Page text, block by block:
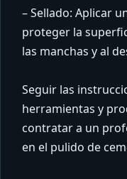
– Sellado: Aplicar
proteger la
las manchas y al
Seguir las
herramientas y
contratar a un
en el pulido de